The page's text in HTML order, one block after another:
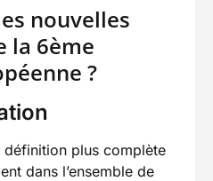
nouvelles
la 6ème
?
définition plus complète
dans l’ensemble de